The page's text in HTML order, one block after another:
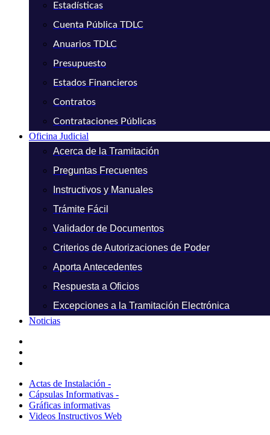
Estadísticas
Cuenta Pública TDLC
Anuarios TDLC
Presupuesto
Estados Financieros
Contratos
Contrataciones Públicas
Oficina Judicial
Acerca de la Tramitación
Preguntas Frecuentes
Instructivos y Manuales
Trámite Fácil
Validador de Documentos
Criterios de Autorizaciones de Poder
Aporta Antecedentes
Respuesta a Oficios
Excepciones a la Tramitación Electrónica
Noticias
Actas de Instalación -
Cápsulas Informativas -
Gráficas informativas
Videos Instructivos Web